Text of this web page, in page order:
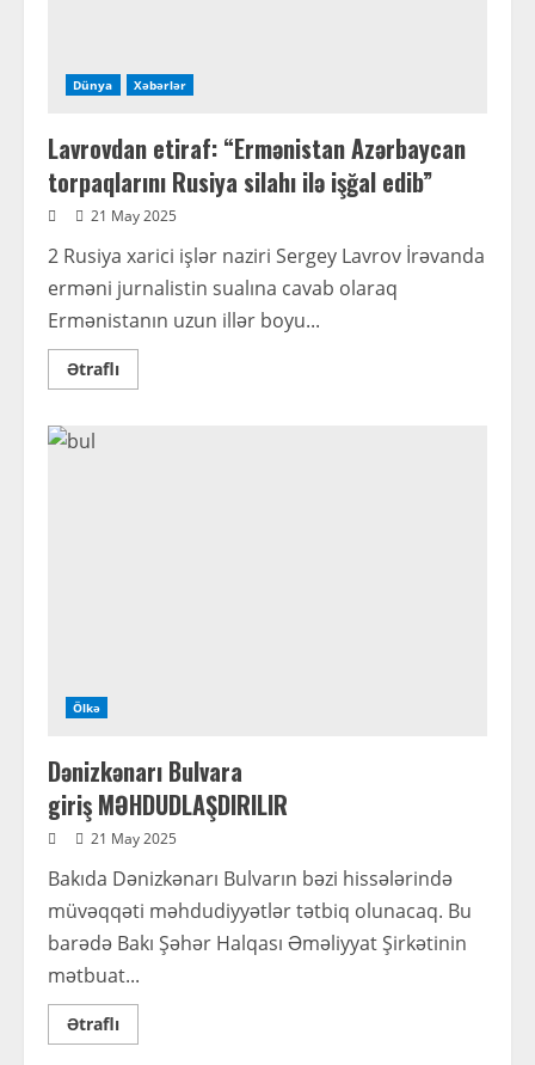
Dünya Xəbərlər
Lavrovdan etiraf: “Ermənistan Azərbaycan
torpaqlarını Rusiya silahı ilə işğal edib”
21 May 2025
2 Rusiya xarici işlər naziri Sergey Lavrov İrəvanda
erməni jurnalistin sualına cavab olaraq
Ermənistanın uzun illər boyu...
ƏtraflıRead
more
Ölkə
Dənizkənarı Bulvara
giriş MƏHDUDLAŞDIRILIR
21 May 2025
Bakıda Dənizkənarı Bulvarın bəzi hissələrində
müvəqqəti məhdudiyyətlər tətbiq olunacaq. Bu
barədə Bakı Şəhər Halqası Əməliyyat Şirkətinin
mətbuat...
ƏtraflıRead
more